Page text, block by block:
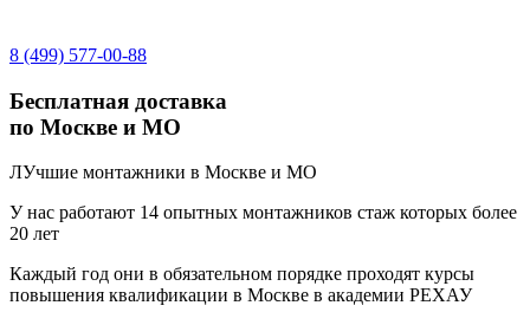
8 (499) 577-00-88
Бесплатная доставка
по Москве и МО
ЛУчшие монтажники в Москве и МО
У нас работают 14 опытных монтажников стаж которых более
20 лет
Каждый год они в обязательном порядке проходят курсы
повышения квалификации в Москве в академии РЕХАУ